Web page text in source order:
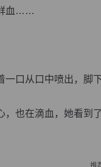
血……
口从口中喷出，脚
也在滴血，她看到